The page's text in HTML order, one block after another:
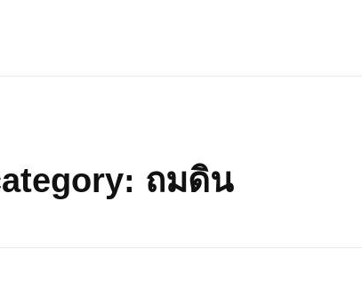
ถมดิน